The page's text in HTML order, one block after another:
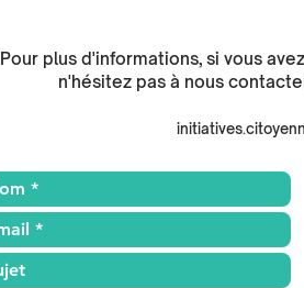
Pour plus d'informations, si vous
n'hésitez pas à nous